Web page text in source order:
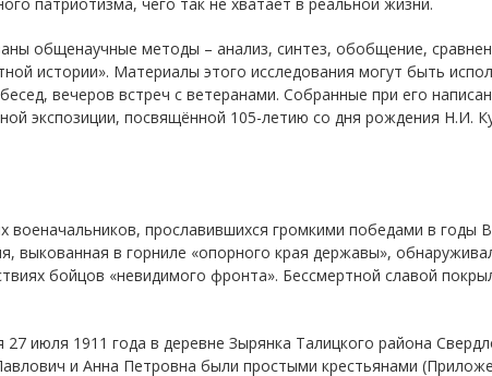
общенаучные методы – анализ, синтез, обобщение,
истории». Материалы этого исследования могут быть
вечеров встреч с ветеранами. Собранные при его
экспозиции, посвящённой 105-летию со дня рождения Н.И.
военачальников, прославившихся громкими победами в годы
выкованная в горниле «опорного края державы»,
бойцов «невидимого фронта». Бессмертной славой
июля 1911 года в деревне Зырянка Талицкого района
и Анна Петровна были простыми крестьянами